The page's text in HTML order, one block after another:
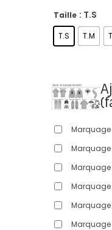
Taille : T.S
T.S T.M
Marquage
Marquage